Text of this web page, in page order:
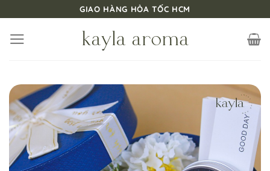
nội
GIAO HÀNG HỎA TỐC HCM